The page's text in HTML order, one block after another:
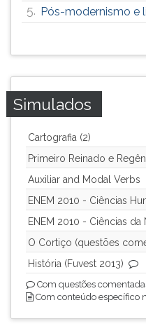
5. Pós-modernismo e
Simulados
Cartografia (2)
Primeiro Reinado e
Auxiliar and Modal Verbs
ENEM 2010 - Ciências
ENEM 2010 - Ciências da
O Cortiço (questões
História (Fuvest 2013)
Com questões
Com conteúdo específico